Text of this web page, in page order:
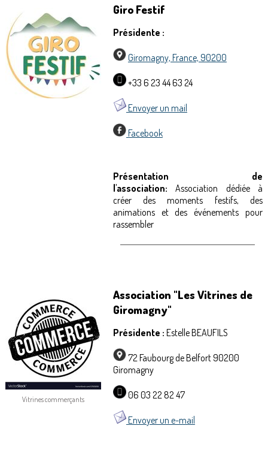
Giro Festif
Présidente :
Giromagny, France, 90200
+33 6 23 44 63 24
Envoyer un mail
Facebook
Présentation de
l'association:Association dédiée à
créer des moments festifs, des
animations et des événements pour
rassembler
Vitrines commerçants
Association "Les Vitrines de
Giromagny"
Présidente : Estelle BEAUFILS
72 Faubourg de Belfort 90200
Giromagny
06 03 22 82 47
Envoyer un e-mail